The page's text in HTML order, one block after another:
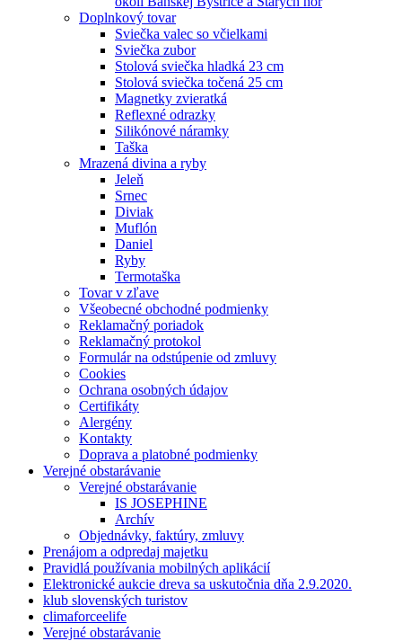
Doplnkový tovar
Sviečka valec so včielkami
Sviečka zubor
Stolová sviečka hladká 23 cm
Stolová sviečka točená 25 cm
Magnetky zvieratká
Reflexné odrazky
Silikónové náramky
Taška
Mrazená divina a ryby
Jeleň
Srnec
Diviak
Muflón
Daniel
Ryby
Termotaška
Tovar v zľave
Všeobecné obchodné podmienky
Reklamačný poriadok
Reklamačný protokol
Formulár na odstúpenie od zmluvy
Cookies
Ochrana osobných údajov
Certifikáty
Alergény
Kontakty
Doprava a platobné podmienky
Verejné obstarávanie
Verejné obstarávanie
IS JOSEPHINE
Archív
Objednávky, faktúry, zmluvy
Prenájom a odpredaj majetku
Pravidlá používania mobilných aplikácií
Elektronické aukcie dreva sa uskutočnia dňa 2.9.2020.
klub slovenských turistov
climaforceelife
Verejné obstarávanie